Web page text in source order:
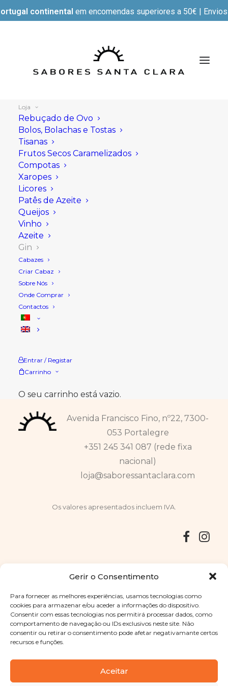
Gerir o Consentimento
Para fornecer as melhores experiências, usamos tecnologias como
cookies para armazenar e/ou aceder a informações do dispositivo.
Consentir com essas tecnologias nos permitirá processar dados, como
comportamento de navegação ou IDs exclusivos neste site. Não
consentir ou retirar o consentimento pode afetar negativamante certos
recursos e funções.
Aceitar
continental em encomendas superiores a 50€ |
Loja
Rebuçado de Ovo
Bolos, Bolachas e Tostas
Tisanas
Frutos Secos Caramelizados
Compotas
Xaropes
Licores
Patês de Azeite
Queijos
Vinho
Azeite
Gin
Cabazes
Criar Cabaz
Sobre Nós
Onde Comprar
Contactos
Entrar / Registar
Carrinho
O seu carrinho está vazio.
LER MAIS
Mui Gin
O MUI Gin transporta
consigo uma história de
família, eternizada nos
Avenida Francisco Fino, nº22, 7300-
053 Portalegre
+351 245 341 087 (rede fixa
nacional)
loja@saboressantaclara.com
Os valores apresentados incluem IVA.
Copyright © 2025 Sabores Santa Clara
. Todos os direitos
reservadosPolítica de Privacidade |Termos e condições
Designed byShift Your Branding Agency